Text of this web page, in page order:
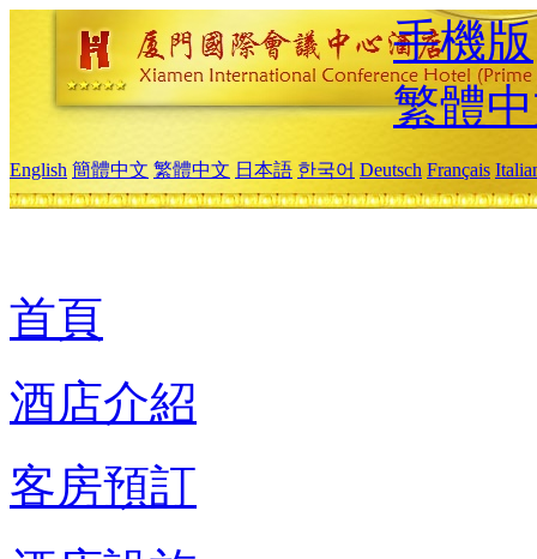
手機版
繁體
English 簡體中文 繁體中文 日本語 한국어 Deutsch Français
首頁
酒店介紹
客房預訂